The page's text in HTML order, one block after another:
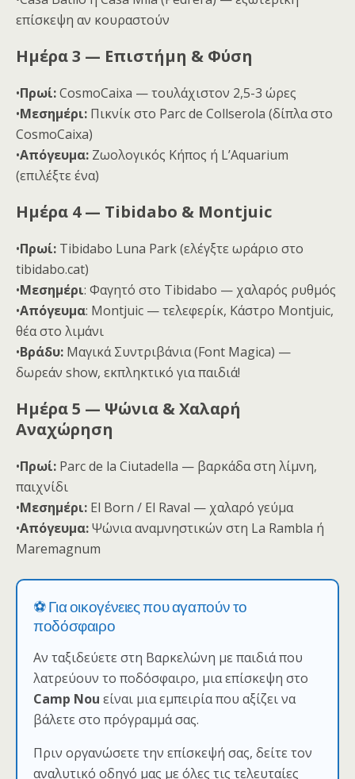
επίσκεψη αν κουραστούν
Ημέρα 3 — Επιστήμη & Φύση
•Πρωί:CosmoCaixa — τουλάχιστον 2,5-3 ώρες
•Μεσημέρι: Πικνίκ στο Parc de Collserola (δίπλα στο
CosmoCaixa)
•Απόγευμα: Ζωολογικός Κήπος ή L’Aquarium
(επιλέξτε ένα)
Ημέρα 4 — Tibidabo & Montjuic
•Πρωί: Tibidabo Luna Park (ελέγξτε ωράριο στο
tibidabo.cat)
•Μεσημέρι: Φαγητό στο Tibidabo — χαλαρός ρυθμός
•Απόγευμα: Montjuic — τελεφερίκ, Κάστρο Montjuic,
θέα στο λιμάνι
•Βράδυ: Μαγικά Συντριβάνια (Font Magica) —
δωρεάν show, εκπληκτικό για παιδιά!
Ημέρα 5 — Ψώνια & Χαλαρή
Αναχώρηση
•Πρωί: Parc de la Ciutadella — βαρκάδα στη λίμνη,
παιχνίδι
•Μεσημέρι: El Born / El Raval — χαλαρό γεύμα
•Απόγευμα:Ψώνια αναμνηστικών στη La Rambla ή
Maremagnum
⚽ Για οικογένειες που αγαπούν το
ποδόσφαιρο
Αν ταξιδεύετε στη Βαρκελώνη με παιδιά που
λατρεύουν το ποδόσφαιρο, μια επίσκεψη στο
Camp Nou είναι μια εμπειρία που αξίζει να
βάλετε στο πρόγραμμά σας.
Πριν οργανώσετε την επίσκεψή σας, δείτε τον
αναλυτικό οδηγό μας με όλες τις τελευταίες